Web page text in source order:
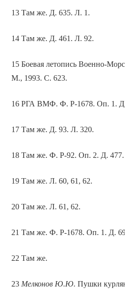
13 Там же. Д. 635. Л. 1.
14 Там же. Д. 461. Л. 92.
15 Боевая летопись Военно-
М., 1993. С. 623.
16 РГА ВМФ. Ф. Р-1678. Оп. 1.
17 Там же. Д. 93. Л. 320.
18 Там же. Ф. Р-92. Оп. 2. Д.
19 Там же. Л. 60, 61, 62.
20 Там же. Л. 61, 62.
21 Там же. Ф. Р-1678. Оп. 1. Д.
22 Там же.
23 Мелконов Ю.Ю. Пушки